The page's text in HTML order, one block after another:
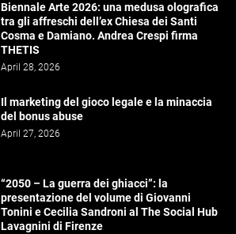
Biennale Arte 2026: una medusa olografica
tra gli affreschi dell’ex Chiesa dei Santi
Cosma e Damiano. Andrea Crespi firma
THETIS
April 28, 2026
Il marketing del gioco legale e la minaccia
del bonus abuse
April 27, 2026
“2050 – La guerra dei ghiacci”: la
presentazione del volume di Giovanni
Tonini e Cecilia Sandroni al The Social Hub
Lavagnini di Firenze